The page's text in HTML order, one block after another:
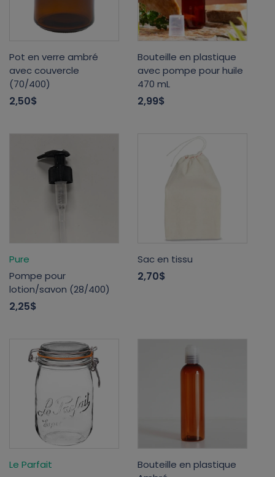
Pot en verre ambré
avec couvercle
(70/400)
2,50$
Bouteille en plastique
avec pompe pour huile
470 mL
2,99$
Pure
Pompe pour
lotion/savon (28/400)
2,25$
Sac en tissu
2,70$
Le Parfait
Bouteille en plastique